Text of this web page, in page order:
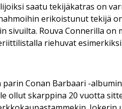
saatu tekijäkatras on
erikoistunut tekijä
sivuilta. Rouva Connerilla
riehuvat
Conan Barbaari -
ollut skarppina 20 vuotta